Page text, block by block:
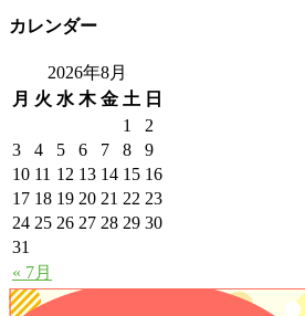
カレンダー
2026年8月
月 火 水 木 金 土 日
« 7月
1
2
3
4 5 6 7 8
9
10 11 12 13 14 15 16
17 18 19 20 21 22 23
24 25 26 27 28 29 30
31